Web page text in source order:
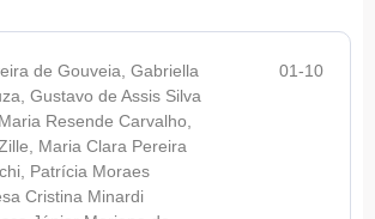
de Gouveia, Gabriella
Gustavo de Assis Silva
Resende Carvalho,
Maria Clara Pereira
Patrícia Moraes
Cristina Minardi
01-10